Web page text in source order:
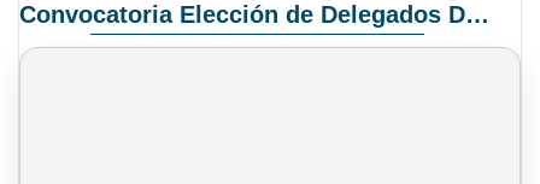
Convocatoria Elección de Delegados Docentes para el XIV Congreso Nacional de Universidades